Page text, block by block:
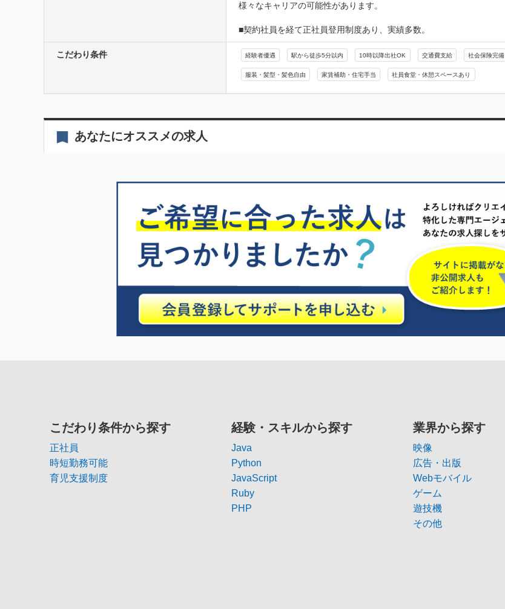
様々なキャリアの可能性があります。
■契約社員を経て正社員登用制度あり、実績多数。
こだわり条件 経験者優遇 駅から徒歩5分以内 10時以降出社OK 交通費支給 社会保険完備
服装・髪型・髪色自由 家賃補助・住宅手当 社員食堂・休憩スペースあり
あなたにオススメの求人
こだわり条件から探す
正社員
時短勤務可能
育児支援制度
経験・スキルから探す
Java
Python
JavaScript
Ruby
PHP
業界から探す
映像
広告・出版
Webモバイル
ゲーム
遊技機
その他